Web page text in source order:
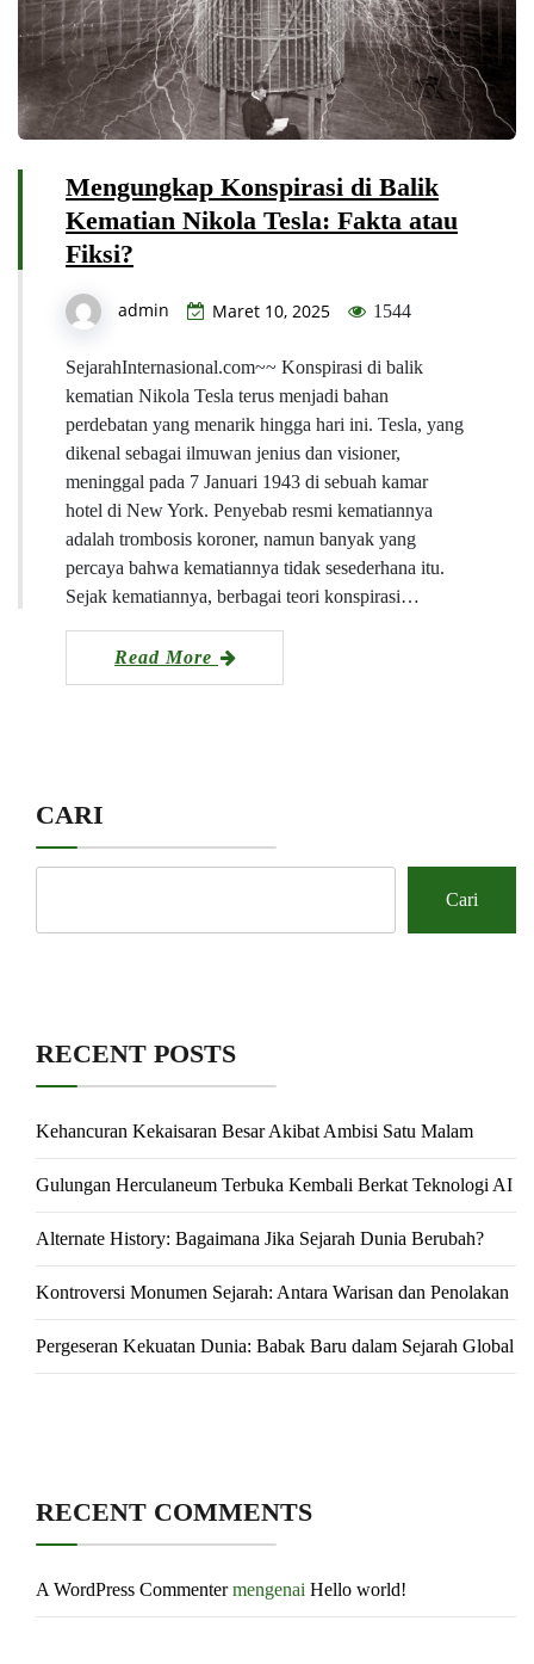
Mengungkap Konspirasi di Balik
Kematian Nikola Tesla: Fakta atau
Fiksi?
admin Maret 10, 2025 1544
SejarahInternasional.com~~ Konspirasi di balik
kematian Nikola Tesla terus menjadi bahan
perdebatan yang menarik hingga hari ini. Tesla, yang
dikenal sebagai ilmuwan jenius dan visioner,
meninggal pada 7 Januari 1943 di sebuah kamar
hotel di New York. Penyebab resmi kematiannya
adalah trombosis koroner, namun banyak yang
percaya bahwa kematiannya tidak sesederhana itu.
Sejak kematiannya, berbagai teori konspirasi…
Read More
CARI
Cari
RECENT POSTS
Kehancuran Kekaisaran Besar Akibat Ambisi Satu Malam
Gulungan Herculaneum Terbuka Kembali Berkat Teknologi AI
Alternate History: Bagaimana Jika Sejarah Dunia Berubah?
Kontroversi Monumen Sejarah: Antara Warisan dan Penolakan
Pergeseran Kekuatan Dunia: Babak Baru dalam Sejarah Global
RECENT COMMENTS
A WordPress Commentermengenai Hello world!